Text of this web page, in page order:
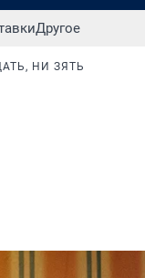
Другое
НИ ЗЯТЬ